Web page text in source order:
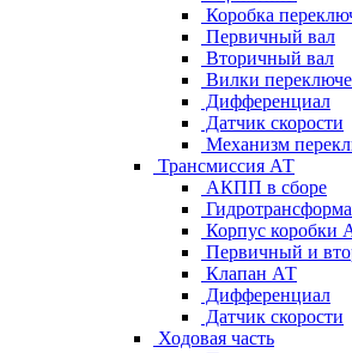
Коробка
Первичный вал
Вторичный вал
Вилки
Дифференциал
Датчик скорости
Механизм
Трансмиссия АТ
АКПП в сборе
Корпус коробки
Первичный и
Клапан АТ
Дифференциал
Датчик скорости
Ходовая часть